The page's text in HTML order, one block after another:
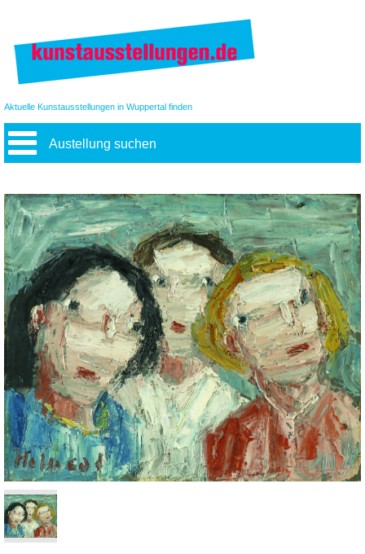
Aktuelle Kunstausstellungen in Wuppertal finden
Austellung suchen